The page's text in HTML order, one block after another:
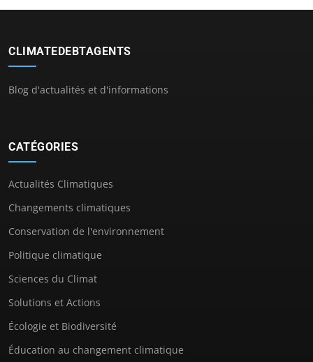
CLIMATEDEBTAGENTS
Blog d'actualités et d'informations
CATÉGORIES
Actualités Climatiques
Changements climatiques
Conservation de l'environnement
Politique climatique
Sciences du Climat
Solutions et Actions
Écologie et Biodiversité
Éducation au changement climatique